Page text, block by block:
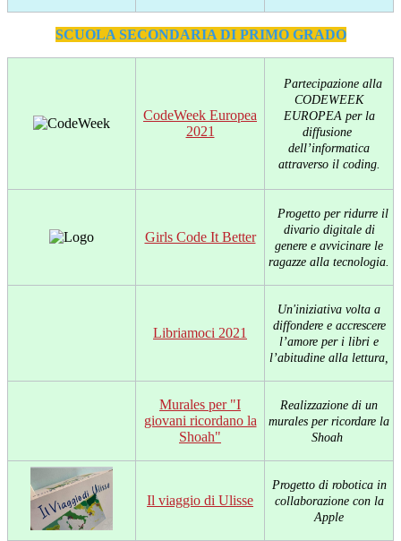
SCUOLA SECONDARIA DI PRIMO GRADO
CodeWeek Europea
2021
Partecipazione alla
CODEWEEK
EUROPEA per la
diffusione
dell’informatica
attraverso il coding.
Girls Code It Better
Progetto per ridurre il
divario digitale di
genere e avvicinare le
ragazze alla tecnologia.
Libriamoci 2021
Un'iniziativa volta a
diffondere e accrescere
l’amore per i libri e
l’abitudine alla lettura,
Murales per "I
giovani ricordano la
Shoah"
Realizzazione di un
murales per ricordare la
Shoah
Il viaggio di Ulisse
Progetto di robotica in
collaborazione con la
Apple